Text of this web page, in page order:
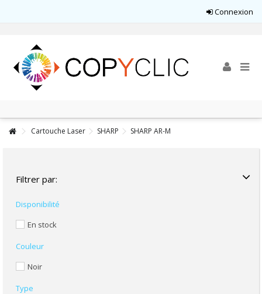
Connexion
Cartouche Laser SHARP SHARP AR-M
Filtrer par:
Disponibilité
En stock
Couleur
Noir
Type